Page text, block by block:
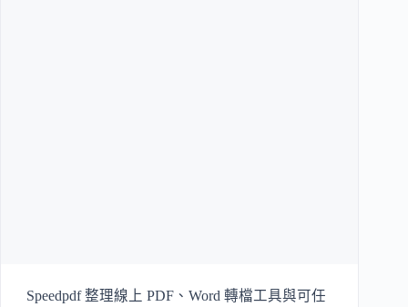
Speedpdf 整理線上 PDF、Word 轉檔工具與可任